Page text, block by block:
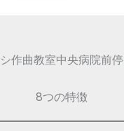
シ作曲教室中央病院前
8つの特徴